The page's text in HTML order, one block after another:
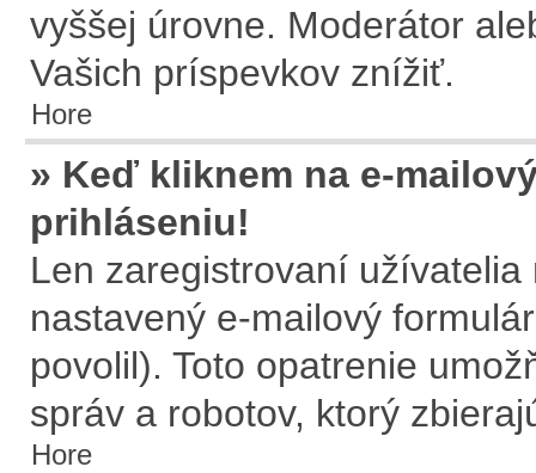
vyššej úrovne. Moderátor
Vašich príspevkov znížiť.
Hore
» Keď kliknem na e-
prihláseniu!
Len zaregistrovaní
nastavený e-mailový
povolil). Toto opatrenie
správ a robotov, ktorý
Hore